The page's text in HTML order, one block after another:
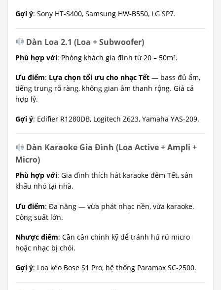
Gợi ý: Sony HT-S400, Samsung HW-B550, LG SP7.
Dàn Loa 2.1 (Loa + Subwoofer)
Phù hợp với: Phòng khách gia đình từ 20 – 50m².
Ưu điểm: Lựa chọn tối ưu cho nhạc Tết — bass đủ ấm,
tiếng trung rõ ràng, không gian âm thanh rộng. Giá cả
hợp lý.
Gợi ý: Edifier R1280DB, Logitech Z623, Yamaha YAS-209.
Dàn Karaoke Gia Đình (Loa Active + Ampli +
Micro)
Phù hợp với: Gia đình thích hát karaoke đêm Tết, sân
khấu nhỏ tại nhà.
Ưu điểm: Đa năng — vừa phát nhạc nền, vừa karaoke.
Công suất lớn.
Nhược điểm: Cần cân chỉnh kỹ để tránh hú rú micro
hoặc nhạc bị chói.
Gợi ý: Loa kéo Bose S1 Pro, hệ thống Paramax SC-2500.